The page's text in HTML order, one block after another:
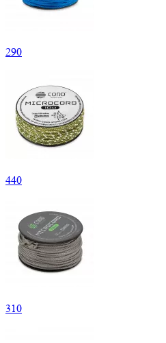
290
440
310